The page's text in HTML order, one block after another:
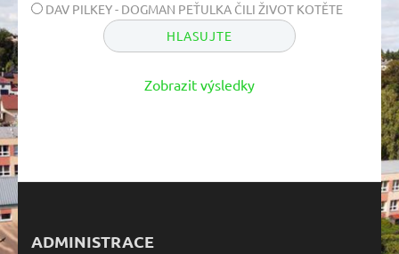
DAV PILKEY - DOGMAN PEŤULKA ČILI ŽIVOT KOTĚTE
Zobrazit výsledky
ADMINISTRACE